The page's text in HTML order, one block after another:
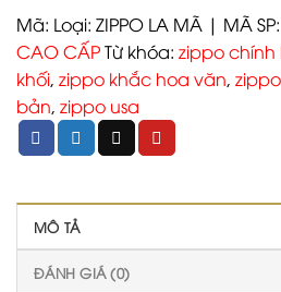
Mã: Loại: ZIPPO LA MÃ | MÃ
CAO CẤPTừ khóa: zippo
khối, zippo khắc hoa văn,
bản, zippo usa
MÔ TẢ
ĐÁNH GIÁ (0)